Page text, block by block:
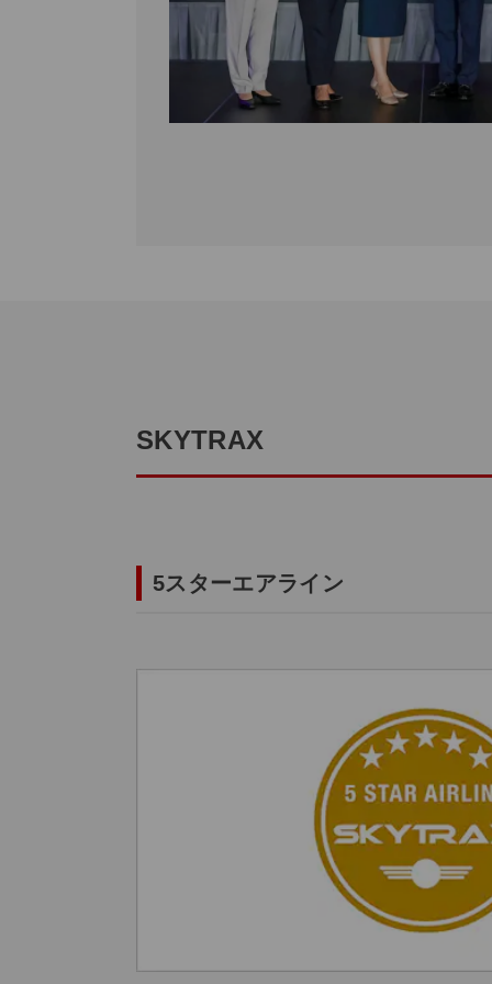
SKYTRAX
5スターエアライン